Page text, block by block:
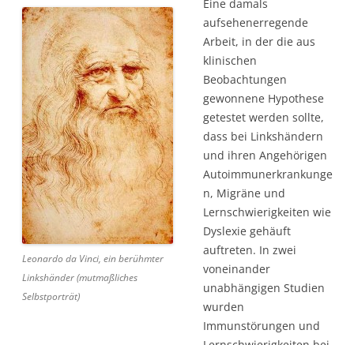
Leonardo da Vinci, ein berühmter
Linkshänder (mutmaßliches
Selbstporträt)
Eine damals
aufsehenerregende
Arbeit, in der die aus
klinischen
Beobachtungen
gewonnene Hypothese
getestet werden sollte,
dass bei Linkshändern
und ihren Angehörigen
Autoimmunerkrankunge
n, Migräne und
Lernschwierigkeiten wie
Dyslexie gehäuft
auftreten. In zwei
voneinander
unabhängigen Studien
wurden
Immunstörungen und